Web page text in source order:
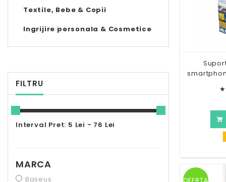
★
OFERTA
Textile, Bebe & Copii
Ingrijire personala & Cosmetice
FILTRU
Interval Pret: 5 Lei - 76 Lei
MARCA
Baseus